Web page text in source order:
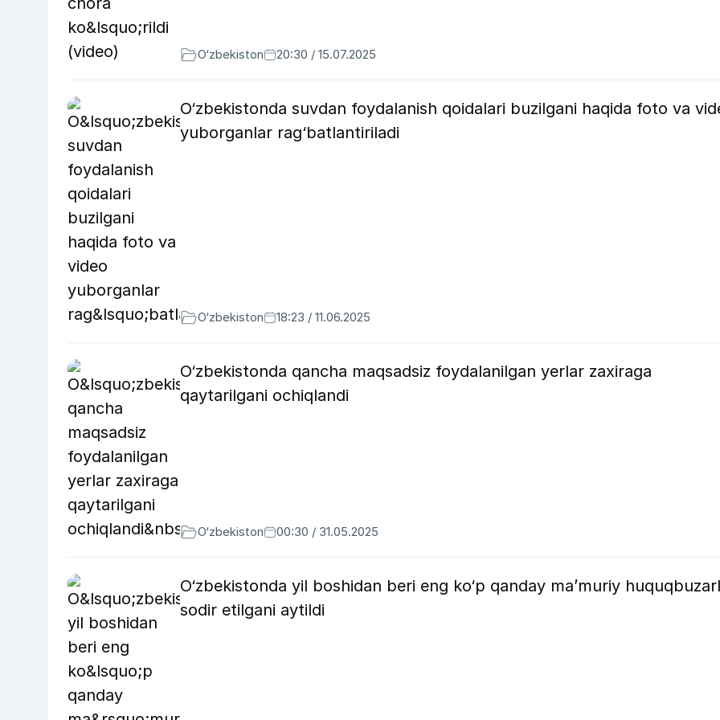
O‘zbekiston 20:30 / 15.07.2025
O‘zbekistonda suvdan foydalanish qoidalari buzilgani haqida foto va
yuborganlar rag‘batlantiriladi
O‘zbekiston 18:23 / 11.06.2025
O‘zbekistonda qancha maqsadsiz foydalanilgan yerlar zaxiraga
qaytarilgani ochiqlandi
O‘zbekiston 00:30 / 31.05.2025
O‘zbekistonda yil boshidan beri eng ko‘p qanday ma’muriy
sodir etilgani aytildi